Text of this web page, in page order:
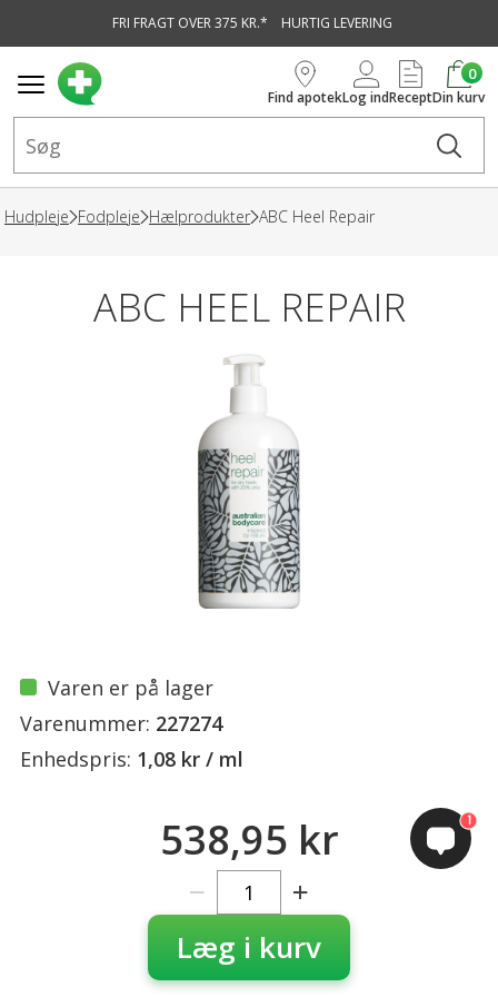
FRI FRAGT OVER 375 KR.* HURTIG LEVERING
Find apotekLog indRecept
0
Din kurv
Hudpleje Fodpleje Hælprodukter ABC Heel Repair
ABC HEEL REPAIR
Varen er på lager
Varenummer: 227274
Enhedspris: 1,08 kr / ml
538,95 kr
Læg i kurv
1